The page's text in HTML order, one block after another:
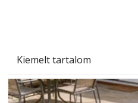
Kiemelt tartalom